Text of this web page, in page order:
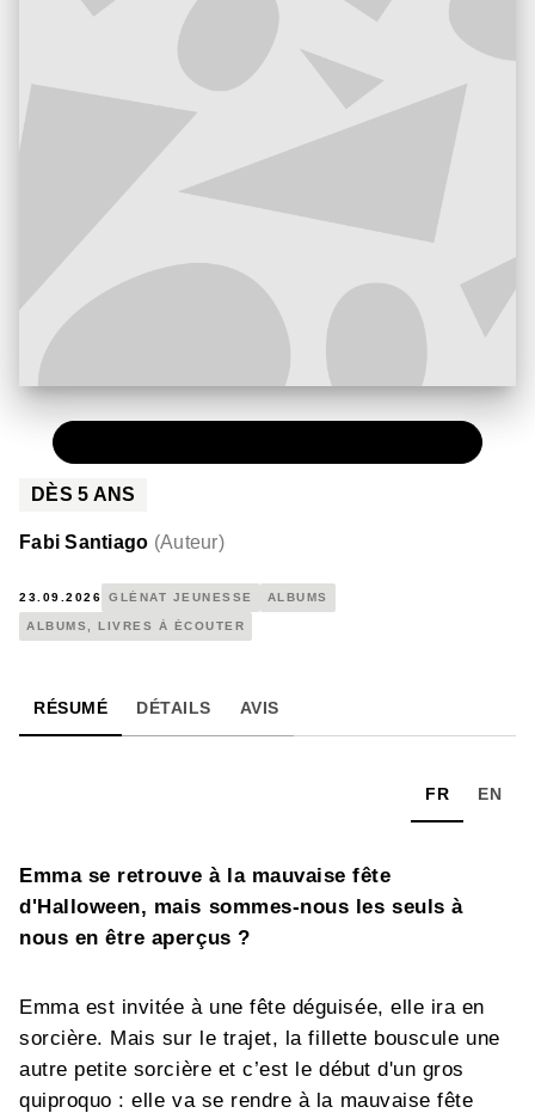
DÈS5 ANS
Fabi Santiago (Auteur)
23.09.2026 GLÉNAT JEUNESSE ALBUMS
ALBUMS, LIVRES À ÉCOUTER
RÉSUMÉ DÉTAILS AVIS
FR EN
Emma se retrouve à la mauvaise fête
d'Halloween, mais sommes-nous les seuls à
nous en être aperçus ?
Emma est invitée à une fête déguisée, elle ira en
sorcière. Mais sur le trajet, la fillette bouscule une
autre petite sorcière et c’est le début d'un gros
quiproquo : elle va se rendre à la mauvaise fête